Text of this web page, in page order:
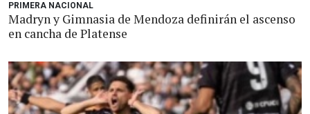
PRIMERA NACIONAL
Madryn y Gimnasia de Mendoza definirán el ascenso
en cancha de Platense